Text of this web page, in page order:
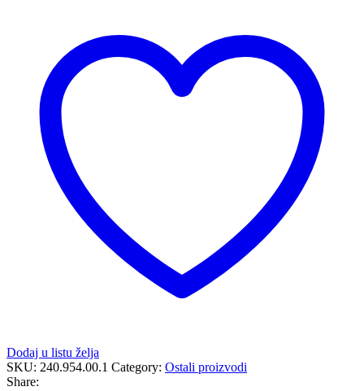
Touch26
količina
Dodaj u listu želja
SKU: 240.954.00.1 Category: Ostali proizvodi
Share: